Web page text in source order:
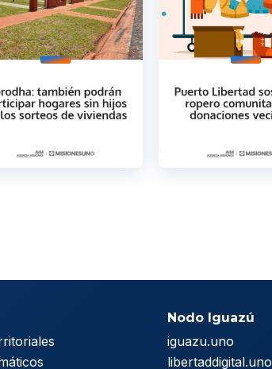
Nodo Iguazú
iguazu.uno
libertaddigital.uno